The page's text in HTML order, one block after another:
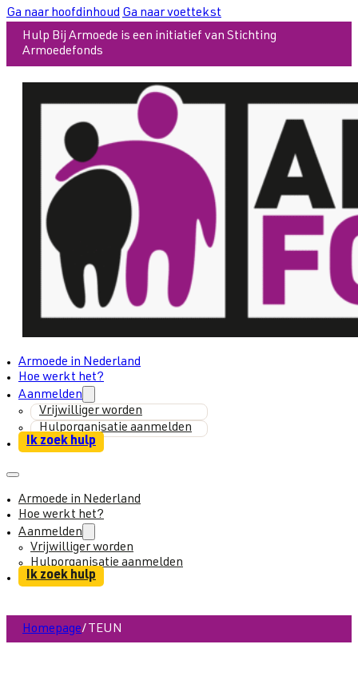
Ga naar hoofdinhoud Ga naar voettekst
Hulp Bij Armoede is een initiatief van Stichting
Armoedefonds
Armoede in Nederland
Hoe werkt het?
Aanmelden
Vrijwilliger worden
Hulporganisatie aanmelden
Ik zoek hulp
Armoede in Nederland
Hoe werkt het?
Aanmelden
Vrijwilliger worden
Hulporganisatie aanmelden
Ik zoek hulp
Homepage/ TEUN